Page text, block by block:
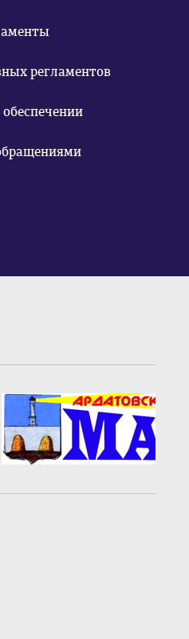
регламентов